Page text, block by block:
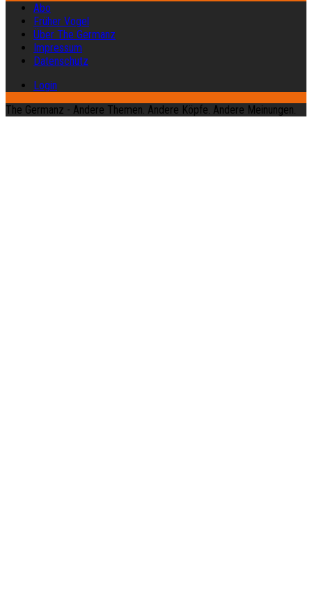
Abo
Früher Vogel
Über The Germanz
Impressum
Datenschutz
Login
The Germanz - Andere Themen. Andere Köpfe. Andere Meinungen.